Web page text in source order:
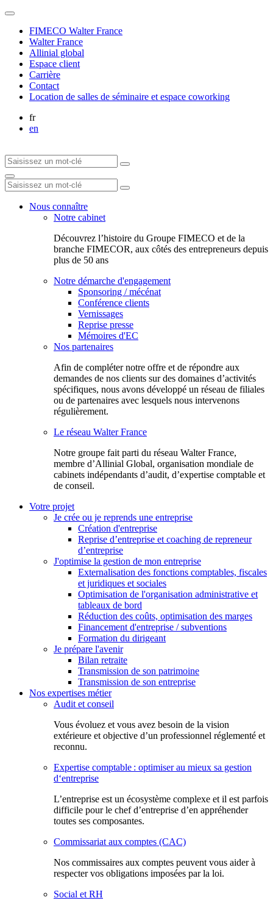
FIMECO Walter France
Walter France
Allinial global
Espace client
Carrière
Contact
Location de salles de séminaire et espace coworking
fr
en
Nous connaître
Notre cabinet
Découvrez l’histoire du Groupe FIMECO et de la
branche FIMECOR, aux côtés des entrepreneurs depuis
plus de 50 ans
Notre démarche d'engagement
Sponsoring / mécénat
Conférence clients
Vernissages
Reprise presse
Mémoires d'EC
Nos partenaires
Afin de compléter notre offre et de répondre aux
demandes de nos clients sur des domaines d’activités
spécifiques, nous avons développé un réseau de filiales
ou de partenaires avec lesquels nous intervenons
régulièrement.
Le réseau Walter France
Notr​e groupe fait parti du réseau Walter France,
membre d’Allinial Global, organisation mondiale de
cabinets indépendants d’audit, d’expertise comptable et
de conseil.
Votre projet
Je crée ou je reprends une entreprise
Création d'entreprise
Reprise d’entreprise et coaching de repreneur
d’entreprise
J'optimise la gestion de mon entreprise
Externalisation des fonctions comptables, fiscales
et juridiques et sociales
Optimisation de l'organisation administrative et
tableaux de bord
Réduction des coûts, optimisation des marges
Financement d'entreprise / subventions
Formation du dirigeant
Je prépare l'avenir
Bilan retraite
Transmission de son patrimoine
Transmission de son entreprise
Nos expertises métier
Audit et conseil
Vous évoluez et vous avez besoin de la vision
extérieure et objective d’un professionnel réglementé et
reconnu.
Expertise comptable : optimiser au mieux sa gestion
d‘entreprise
L’entreprise est un écosystème complexe et il est parfois
difficile pour le chef d’entreprise d’en appréhender
toutes ses composantes.
Commissariat aux comptes (CAC)
Nos commissaires aux comptes peuvent vous aider à
respecter vos obligations imposées par la loi.
Social et RH